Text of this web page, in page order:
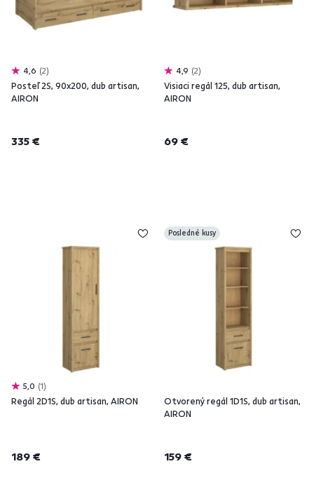
4,6 2
Posteľ 2S, 90x200, dub artisan,
AIRON
335 €
4,9 2
Visiaci regál 125, dub artisan,
AIRON
69 €
5,0 1
Regál 2D1S, dub artisan, AIRON
189 €
Posledné kusy
Otvorený regál 1D1S, dub artisan,
AIRON
159 €